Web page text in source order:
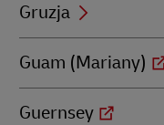
Gruzja
Guam (Mariany)
Guernsey